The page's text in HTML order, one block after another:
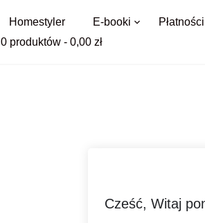
Homestyler E-booki Płatności
0 produktów 0,00 zł
Cześć, Witaj